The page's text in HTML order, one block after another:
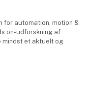
for automation, motion &
on-udforskning af
mindst et aktuelt og